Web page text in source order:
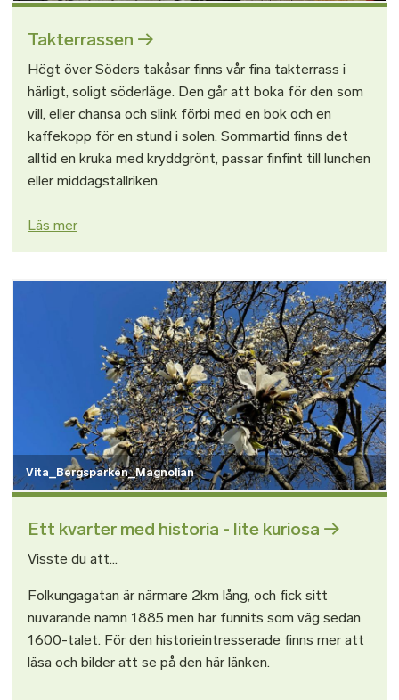
Takterrassen
Högt över Söders takåsar finns vår fina takterrass i
härligt, soligt söderläge. Den går att boka för den som
vill, eller chansa och slink förbi med en bok och en
kaffekopp för en stund i solen. Sommartid finns det
alltid en kruka med kryddgrönt, passar finfint till lunchen
eller middagstallriken.
Läs mer
Vita_Bergsparken_Magnolian
Ett kvarter med historia - lite kuriosa
Visste du att...
Folkungagatan är närmare 2km lång, och fick sitt
nuvarande namn 1885 men har funnits som väg sedan
1600-talet. För den historieintresserade finns mer att
läsa och bilder att se på den här länken.